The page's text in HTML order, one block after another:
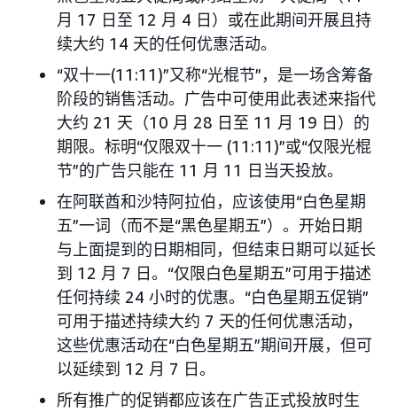
月 17 日至 12 月 4 日）或在此期间开展且持
续大约 14 天的任何优惠活动。
“双十一(11:11)”又称“光棍节”，是一场含筹备
阶段的销售活动。广告中可使用此表述来指代
大约 21 天（10 月 28 日至 11 月 19 日）的
期限。标明“仅限双十一 (11:11)”或“仅限光棍
节”的广告只能在 11 月 11 日当天投放。
在阿联酋和沙特阿拉伯，应该使用“白色星期
五”一词（而不是“黑色星期五”）。开始日期
与上面提到的日期相同，但结束日期可以延长
到 12 月 7 日。“仅限白色星期五”可用于描述
任何持续 24 小时的优惠。“白色星期五促销”
可用于描述持续大约 7 天的任何优惠活动，
这些优惠活动在“白色星期五”期间开展，但可
以延续到 12 月 7 日。
所有推广的促销都应该在广告正式投放时生